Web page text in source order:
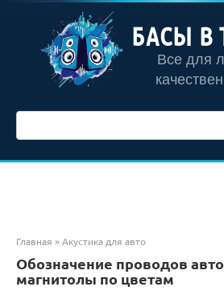
контенту
БАСЫ В
Все для
Главная »Акустика для авто
Обозначение проводов
магнитолы по цветам